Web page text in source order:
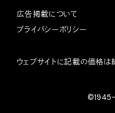
広告掲載について
プライバシーポリシー
ウェブサイトに記載の価格は